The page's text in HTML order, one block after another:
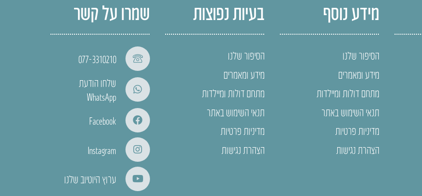
מידע נוסף
הסיפור שלנו
מידע ומאמרים
מתחם דולות ומיילדות
תנאי השימוש באתר
מדיניות פרטיות
הצהרת נגישות
בעיות נפוצות
הסיפור שלנו
מידע ומאמרים
מתחם דולות ומיילדות
תנאי השימוש באתר
מדיניות פרטיות
הצהרת נגישות
שמרו על קשר
077-3310210
שלחו הודעת
WhatsApp
Facebook
Instagram
ערוץ היוטיוב שלנו